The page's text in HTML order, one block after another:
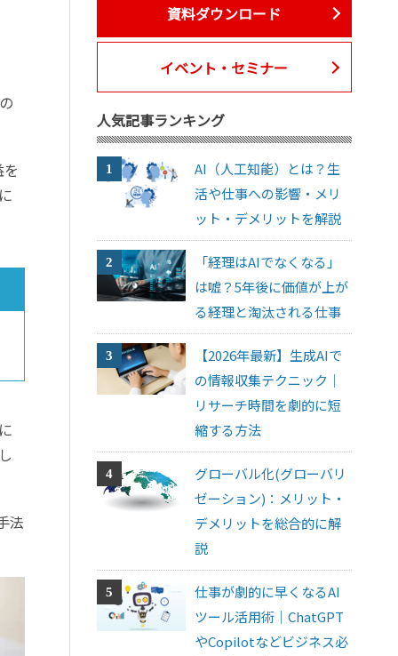
法
資料ダウンロード
イベント・セミナー
人気記事ランキング
AI（人工知能）とは？生
活や仕事への影響・メリ
ット・デメリットを解説
「経理はAIでなくなる」
は嘘？5年後に価値が上が
る経理と淘汰される仕事
【2026年最新】生成AIで
の情報収集テクニック｜
リサーチ時間を劇的に短
縮する方法
グローバル化(グローバリ
ゼーション)：メリット・
デメリットを総合的に解
説
仕事が劇的に早くなるAI
ツール活用術｜ChatGPT
やCopilotなどビジネス必